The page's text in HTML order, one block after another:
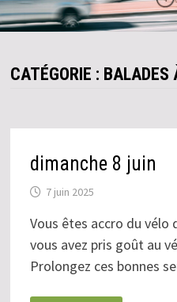
CATÉGORIE : BALADES
dimanche 8 juin
7 juin 2025
Vous êtes accro du vélo
vous avez pris goût au
Prolongez ces bonnes